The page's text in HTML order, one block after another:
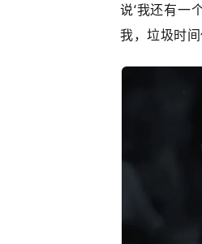
说‘我还有一
我，垃圾时